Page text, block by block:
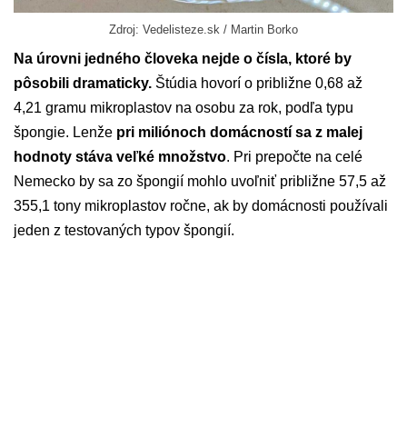
Zdroj: Vedelisteze.sk / Martin Borko
Na úrovni jedného človeka nejde o čísla, ktoré by
pôsobili dramaticky. Štúdia hovorí o približne 0,68 až
4,21 gramu mikroplastov na osobu za rok, podľa typu
špongie. Lenže pri miliónoch domácností sa z malej
hodnoty stáva veľké množstvo. Pri prepočte na celé
Nemecko by sa zo špongií mohlo uvoľniť približne 57,5 až
355,1 tony mikroplastov ročne, ak by domácnosti používali
jeden z testovaných typov špongií.